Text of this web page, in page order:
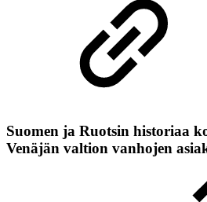
Suomen ja Ruotsin historiaa
Venäjän valtion vanhojen